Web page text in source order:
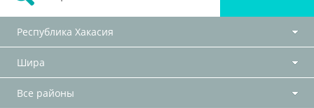
Республика Хакасия
Шира
Все районы